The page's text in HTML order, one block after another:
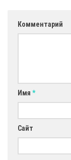
Комментарий
Имя *
Сайт